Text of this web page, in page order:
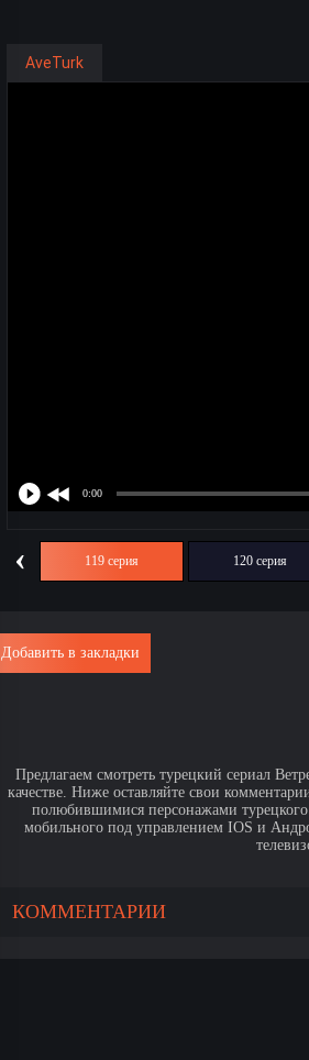
AveTurk
‹ 119 серия 120 серия
Добавить в закладки
Предлагаем смотреть турецкий сериал
качестве. Ниже оставляйте свои
полюбившимися персонажами
мобильного под управлением IOS и
КОММЕНТАРИИ